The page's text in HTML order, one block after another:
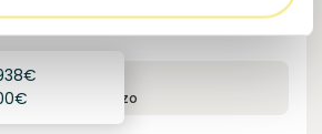
Sistemas agroalimentarios
plazo
€
€